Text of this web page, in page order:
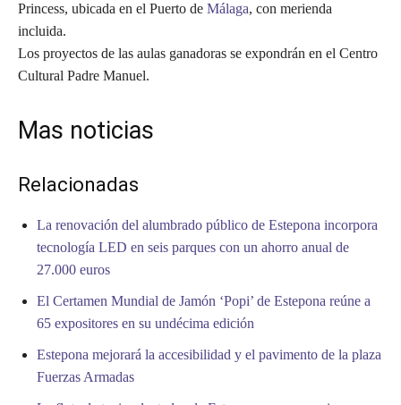
Princess, ubicada en el Puerto de Málaga, con merienda
incluida.
Los proyectos de las aulas ganadoras se expondrán en el Centro
Cultural Padre Manuel.
Mas noticias
Relacionadas
La renovación del alumbrado público de Estepona incorpora
tecnología LED en seis parques con un ahorro anual de
27.000 euros
El Certamen Mundial de Jamón ‘Popi’ de Estepona reúne a
65 expositores en su undécima edición
Estepona mejorará la accesibilidad y el pavimento de la plaza
Fuerzas Armadas